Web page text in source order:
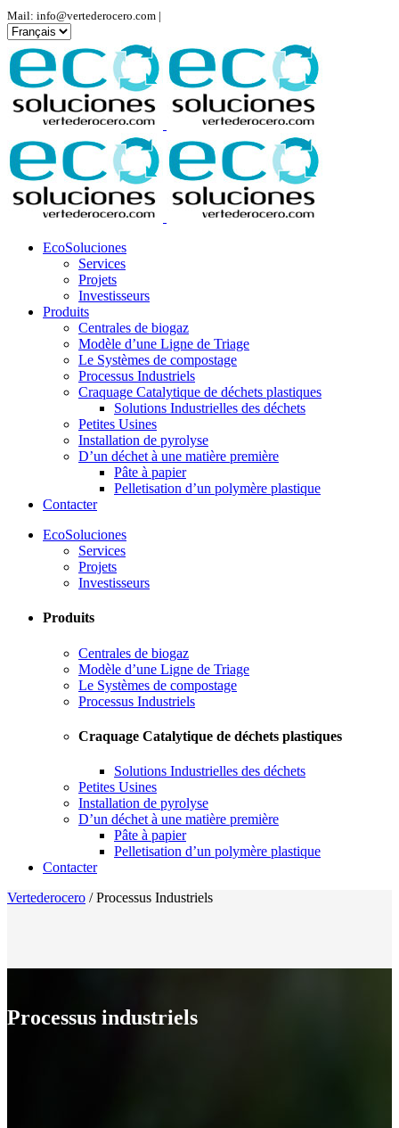
Mail: info@vertederocero.com |
Choisir
une
langue
EcoSoluciones
Services
Projets
Investisseurs
Produits
Centrales de biogaz
Modèle d’une Ligne de Triage
Le Systèmes de compostage
Processus Industriels
Craquage Catalytique de déchets plastiques
Solutions Industrielles des déchets
Petites Usines
Installation de pyrolyse
D’un déchet à une matière première
Pâte à papier
Pelletisation d’un polymère plastique
Contacter
EcoSoluciones
Services
Projets
Investisseurs
Produits
Centrales de biogaz
Modèle d’une Ligne de Triage
Le Systèmes de compostage
Processus Industriels
Craquage Catalytique de déchets plastiques
Solutions Industrielles des déchets
Petites Usines
Installation de pyrolyse
D’un déchet à une matière première
Pâte à papier
Pelletisation d’un polymère plastique
Contacter
Vertederocero /Processus Industriels
Processus industriels